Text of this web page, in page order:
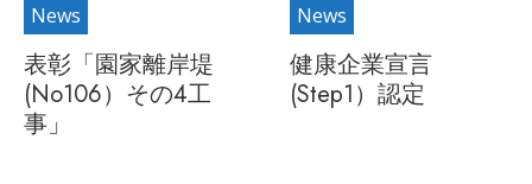
News
表彰「園家離岸堤
(No106）その4工
事」
News
健康企業宣言
(Step1）認定